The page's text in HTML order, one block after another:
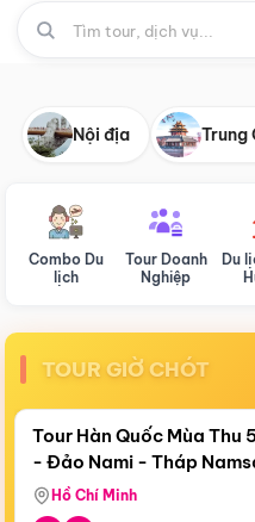
Nội địa Trung
Combo Du
lịch
Tour Doanh
Nghiệp
Du
TOUR GIỜ CHÓT
Còn18 ngày 21:30:49
Tour Hàn Quốc Mùa
- Đảo Nami - Tháp
Airways)
Hồ Chí Minh